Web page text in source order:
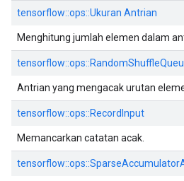
tensorflow::ops::Ukuran Antrian
Menghitung jumlah elemen dalam
Antrian yang mengacak urutan
tensorflow::ops::RecordInput
Memancarkan catatan acak.